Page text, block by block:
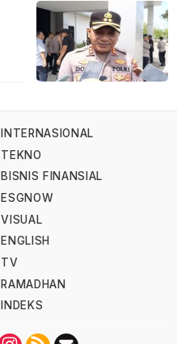
INTERNASIONAL
TEKNO
BISNIS FINANSIAL
ESGNOW
VISUAL
ENGLISH
TV
RAMADHAN
INDEKS